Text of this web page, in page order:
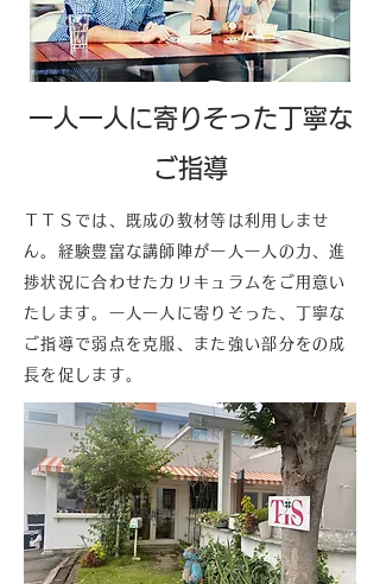
一人一人に寄りそった丁寧な
ご指導
ＴＴＳでは、既成の教材等は利用しませ
ん。経験豊富な講師陣が一人一人の力、進
捗状況に合わせたカリキュラムをご用意い
たします。一人一人に寄りそった、丁寧な
ご指導で弱点を克服、また強い部分をの成
長を促します。